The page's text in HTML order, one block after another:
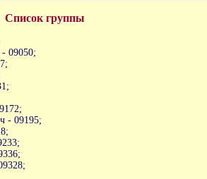
Список группы
- 09050;
- 09195;